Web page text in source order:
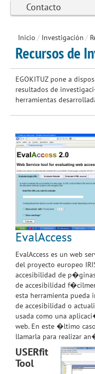
Contacto
Inicio / Investigación /
Recursos de
EGOKITUZ pone a
resultados de
herramientas
EvalAccess
EvalAccess es un web
del proyecto europeo
accesibilidad de
de accesibilidad
esta herramienta pueda
de accesibilidad o
usada como una
web. En este �ltimo
llamarla para realizar
USERfit
Tool